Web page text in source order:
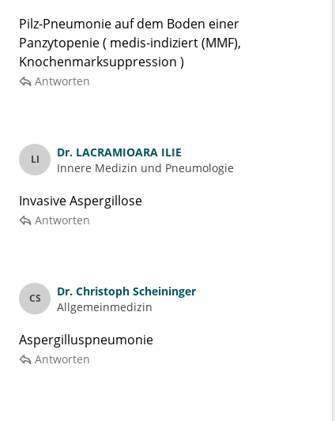
Pilz-Pneumonie auf dem Boden einer
Panzytopenie ( medis-indiziert (MMF),
Knochenmarksuppression )
Antworten
LI Dr. LACRAMIOARA ILIE
Innere Medizin und Pneumologie
Invasive Aspergillose
Antworten
CS Dr. Christoph Scheininger
Allgemeinmedizin
Aspergilluspneumonie
Antworten